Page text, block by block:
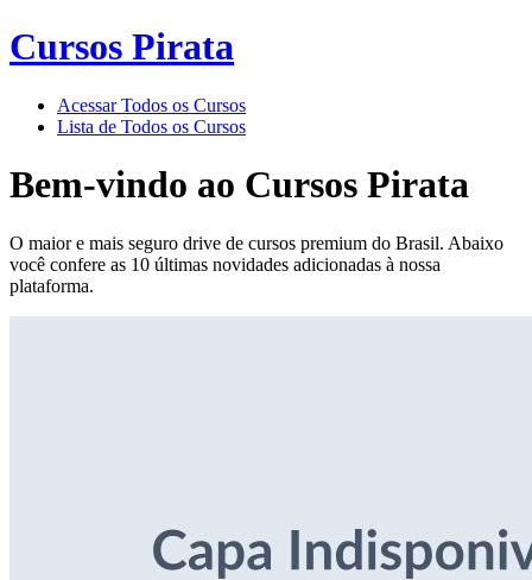
Cursos Pirata
Acessar Todos os Cursos
Lista de Todos os Cursos
Bem-vindo ao Cursos Pirata
O maior e mais seguro drive de cursos premium do Brasil. Abaixo
você confere as 10 últimas novidades adicionadas à nossa
plataforma.